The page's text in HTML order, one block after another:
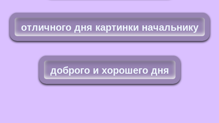
отличного дня картинки начальнику
доброго и хорошего дня